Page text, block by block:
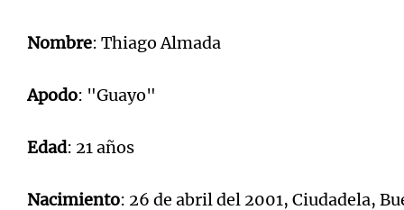
Nombre: Thiago Almada
Apodo: "Guayo"
Edad: 21 años
Nacimiento: 26 de abril del 2001, Ciudadela,